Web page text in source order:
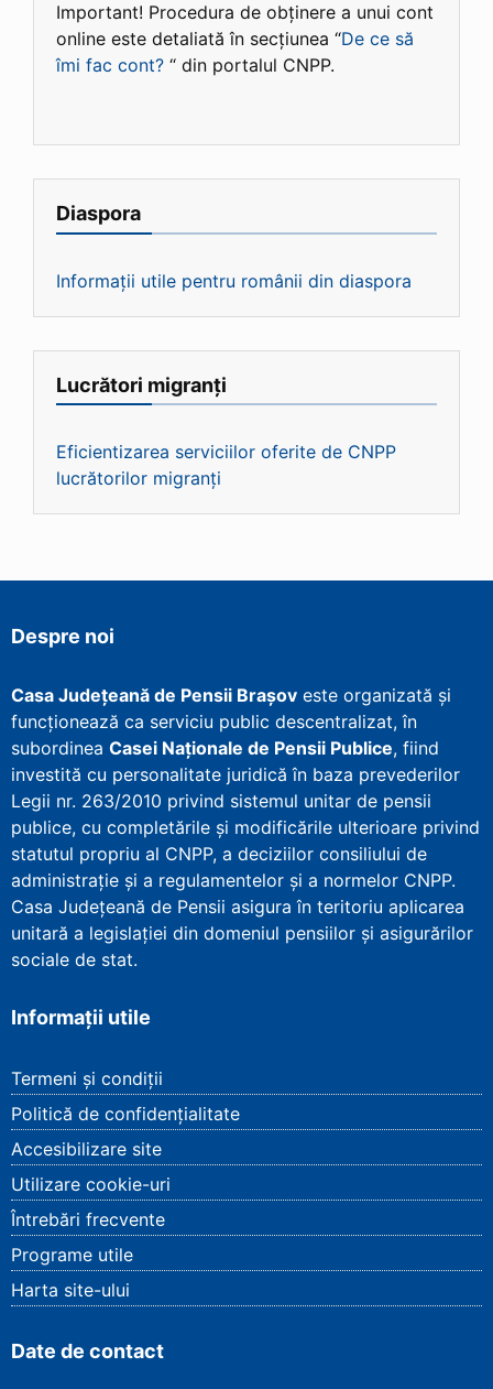
Important! Procedura de obținere a unui cont
online este detaliată în secțiunea “De ce să
îmi fac cont? “ din portalul CNPP.
Diaspora
Informații utile pentru românii din diaspora
Lucrători migranți
Eficientizarea serviciilor oferite de CNPP
lucrătorilor migranți
Despre noi
Casa Județeană de Pensii Brașov este organizată și
funcționează ca serviciu public descentralizat, în
subordinea Casei Naționale de Pensii Publice, fiind
investită cu personalitate juridică în baza prevederilor
Legii nr. 263/2010 privind sistemul unitar de pensii
publice, cu completările și modificările ulterioare privind
statutul propriu al CNPP, a deciziilor consiliului de
administrație și a regulamentelor și a normelor CNPP.
Casa Județeană de Pensii asigura în teritoriu aplicarea
unitară a legislației din domeniul pensiilor și asigurărilor
sociale de stat.
Informații utile
Termeni și condiții
Politică de confidențialitate
Accesibilizare site
Utilizare cookie-uri
Întrebări frecvente
Programe utile
Harta site-ului
Date de contact